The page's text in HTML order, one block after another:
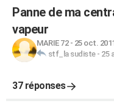
Panne de ma
vapeur
MARIE 72- 25 oct.
stf_la sudiste- 25
37 réponses